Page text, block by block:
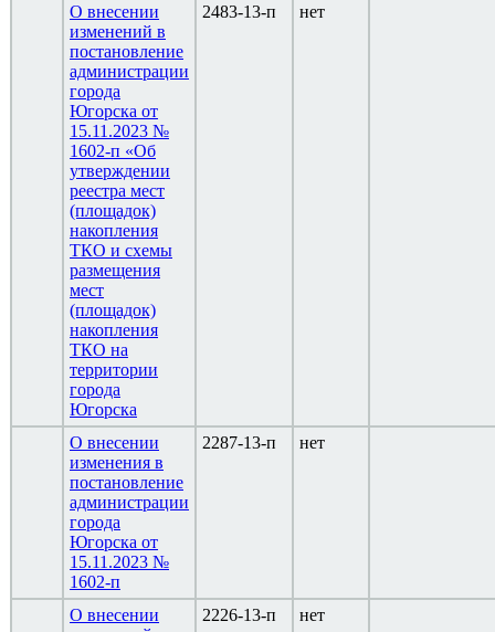
О внесении
изменений в
постановление
администрации
города
Югорска от
15.11.2023 №
1602-п «Об
утверждении
реестра мест
(площадок)
накопления
ТКО и схемы
размещения
мест
(площадок)
накопления
ТКО на
территории
города
Югорска
2483-13-п нет
О внесении
изменения в
постановление
администрации
города
Югорска от
15.11.2023 №
1602-п
2287-13-п нет
О внесении
2226-13-п нет